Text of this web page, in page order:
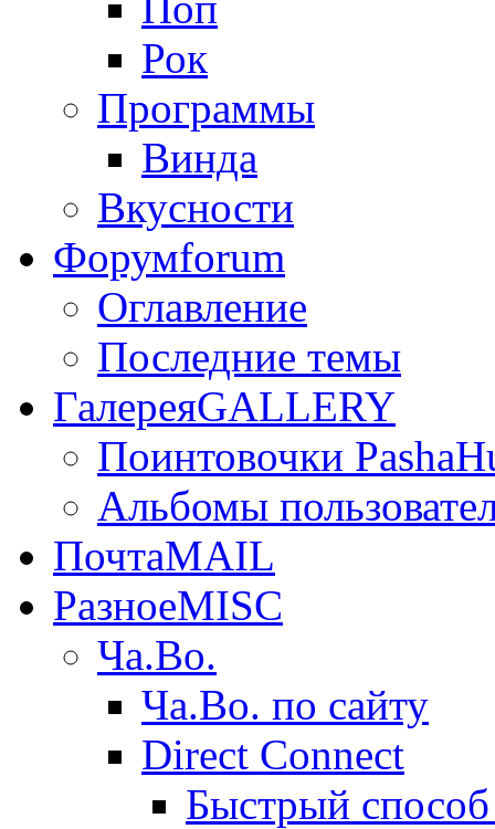
Рок
Программы
Винда
Вкусности
Форумforum
Оглавление
Последние темы
ГалереяGALLERY
Поинтовочки
Альбомы
ПочтаMAIL
РазноеMISC
Ча.Во.
Ча.Во. по сайту
Direct Connect
Быстрый